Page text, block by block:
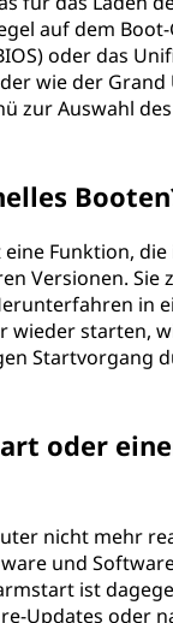
auf dem
oder das
wie der
zur Auswahl
Funktion,
Versionen. Sie
in
wieder starten,
Startvorgang
oder
nicht mehr
und
ist
Updates oder